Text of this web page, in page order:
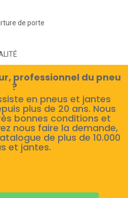
de porte
professionnel du pneu
?
en pneus et jantes
plus de 20 ans. Nous
bonnes conditions et
nous faire la demande,
de plus de 10.000
et jantes.